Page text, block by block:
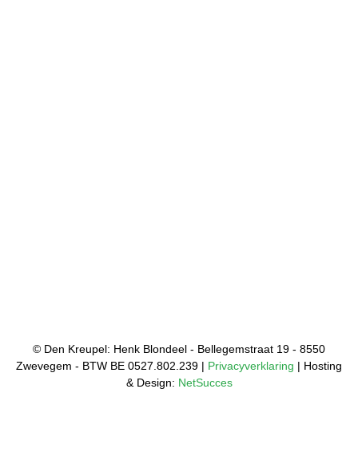
© Den Kreupel: Henk Blondeel - Bellegemstraat 19 - 8550
Zwevegem - BTW BE 0527.802.239 | Privacyverklaring | Hosting
& Design: NetSucces